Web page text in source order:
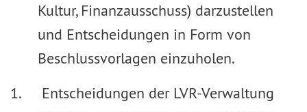
Kultur, Finanzausschuss) darzustellen
und Entscheidungen in Form von
Beschlussvorlagen einzuholen.
Entscheidungen der LVR-Verwaltung